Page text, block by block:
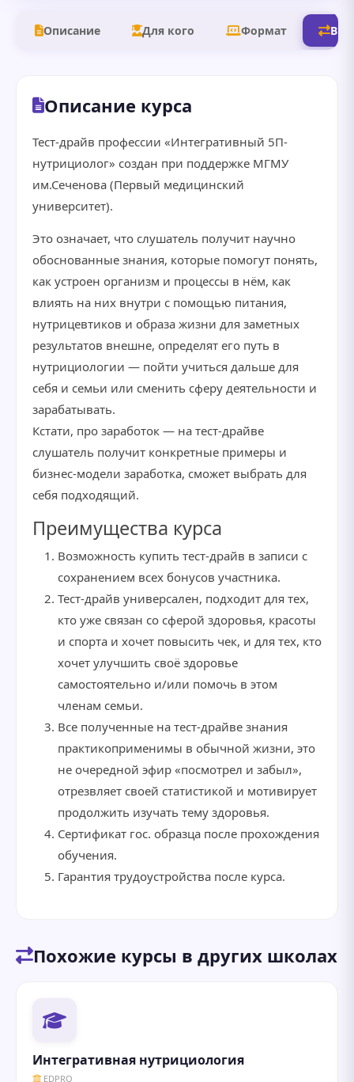
Описание Для кого Формат В
Описание курса
Тест-драйв профессии «Интегративный 5П-
нутрициолог» создан при поддержке МГМУ
им.Сеченова (Первый медицинский
университет).
Это означает, что слушатель получит научно
обоснованные знания, которые помогут понять,
как устроен организм и процессы в нём, как
влиять на них внутри с помощью питания,
нутрицевтиков и образа жизни для заметных
результатов внешне, определят его путь в
нутрициологии — пойти учиться дальше для
себя и семьи или сменить сферу деятельности и
зарабатывать.
Кстати, про заработок — на тест-драйве
слушатель получит конкретные примеры и
бизнес-модели заработка, сможет выбрать для
себя подходящий.
Преимущества курса
Возможность купить тест-драйв в записи с
сохранением всех бонусов участника.
Тест-драйв универсален, подходит для тех,
кто уже связан со сферой здоровья, красоты
и спорта и хочет повысить чек, и для тех, кто
хочет улучшить своё здоровье
самостоятельно и/или помочь в этом
членам семьи.
Все полученные на тест-драйве знания
практикоприменимы в обычной жизни, это
не очередной эфир «посмотрел и забыл»,
отрезвляет своей статистикой и мотивирует
продолжить изучать тему здоровья.
Сертификат гос. образца после прохождения
обучения.
Гарантия трудоустройства после курса.
Похожие курсы в других школах
Интегративная нутрициология
EDPRO